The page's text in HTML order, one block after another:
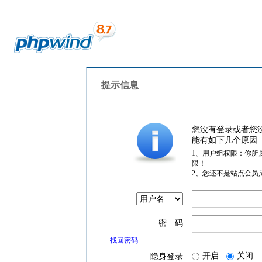
提示信息
您没有登录或者您
能有如下几个原因
1、用户组权限：你所
限！
2、您还不是站点会员
密 码
找回密码
隐身登录 开启 关闭